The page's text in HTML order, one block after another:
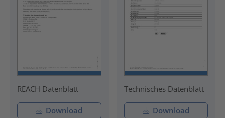
REACH Datenblatt
Download
Technisches Datenblatt
Download